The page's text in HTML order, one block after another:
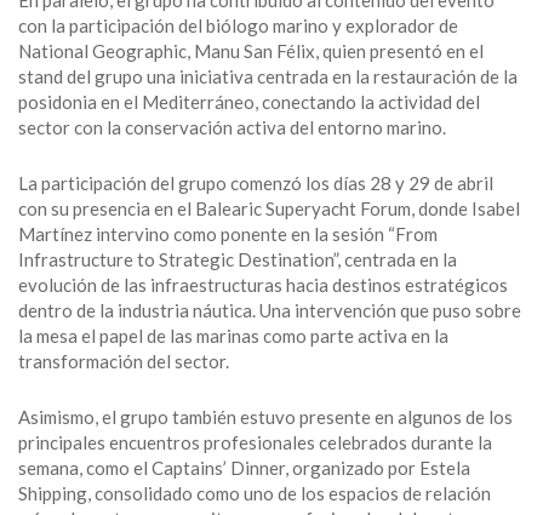
con la participación del biólogo marino y explorador de
National Geographic, Manu San Félix, quien presentó en el
stand del grupo una iniciativa centrada en la restauración de la
posidonia en el Mediterráneo, conectando la actividad del
sector con la conservación activa del entorno marino.
La participación del grupo comenzó los días 28 y 29 de abril
con su presencia en el Balearic Superyacht Forum, donde Isabel
Martínez intervino como ponente en la sesión “From
Infrastructure to Strategic Destination”, centrada en la
evolución de las infraestructuras hacia destinos estratégicos
dentro de la industria náutica. Una intervención que puso sobre
la mesa el papel de las marinas como parte activa en la
transformación del sector.
Asimismo, el grupo también estuvo presente en algunos de los
principales encuentros profesionales celebrados durante la
semana, como el Captains’ Dinner, organizado por Estela
Shipping, consolidado como uno de los espacios de relación